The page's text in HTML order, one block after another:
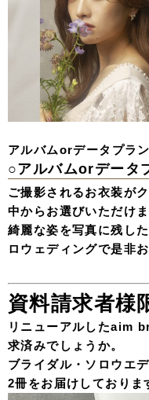
アルバムorデータプラ
○アルバムorデータ
ご撮影されるお衣装が
中からお選びいただけ
綺麗な姿を写真に残し
ロウェディングで是非
資料請求者様
リニューアルしたaim
求済みでしょうか。
ブライダル・ソロウエ
2冊をお届けしておりま